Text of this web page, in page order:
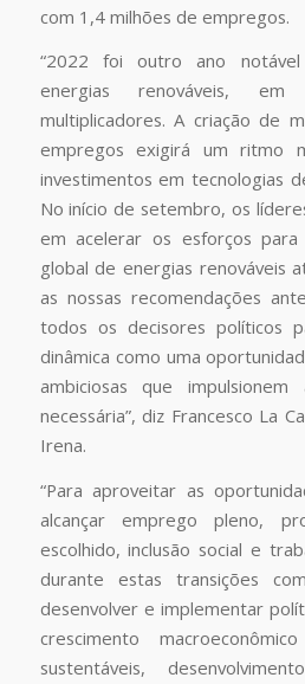
com 1,4 milhões de empregos.
“2022 foi outro ano
energias renováveis,
multiplicadores. A criação de
empregos exigirá um ritmo
investimentos em tecnologias
No início de setembro, os
em acelerar os esforços para
global de energias renováveis
as nossas recomendações
todos os decisores políticos
dinâmica como uma
ambiciosas que impulsionem
necessária”, diz Francesco La
Irena.
“Para aproveitar as
alcançar emprego pleno,
escolhido, inclusão social e
durante estas transições
desenvolver e implementar
crescimento
sustentáveis,